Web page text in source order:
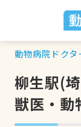
動物病院ドク
柳生駅(
獣医・動